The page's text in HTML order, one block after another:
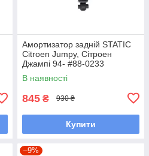
Амортизатор задній STATIC
Citroen Jumpy, Сітроен
Джампі 94- #88-0233
UAXDWSU7
В наявності
845 ₴ 930 ₴
Купити
–9%